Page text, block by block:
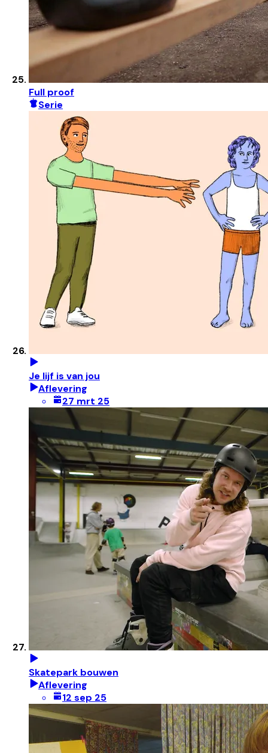
Full proof
Serie
Je lijf is van jou
Aflevering
27 mrt 25
Skatepark bouwen
Aflevering
12 sep 25